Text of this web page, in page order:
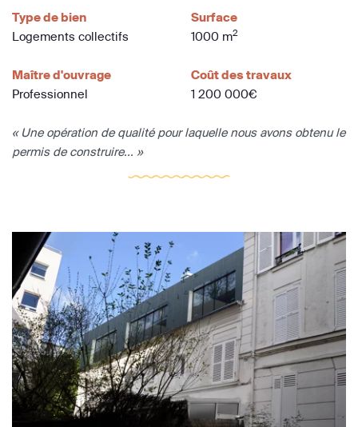
Type de bien
Logements collectifs
Surface
1000 m2
Maître d'ouvrage
Professionnel
Coût des travaux
1 200 000€
« Une opération de qualité pour laquelle nous avons obtenu le
permis de construire... »